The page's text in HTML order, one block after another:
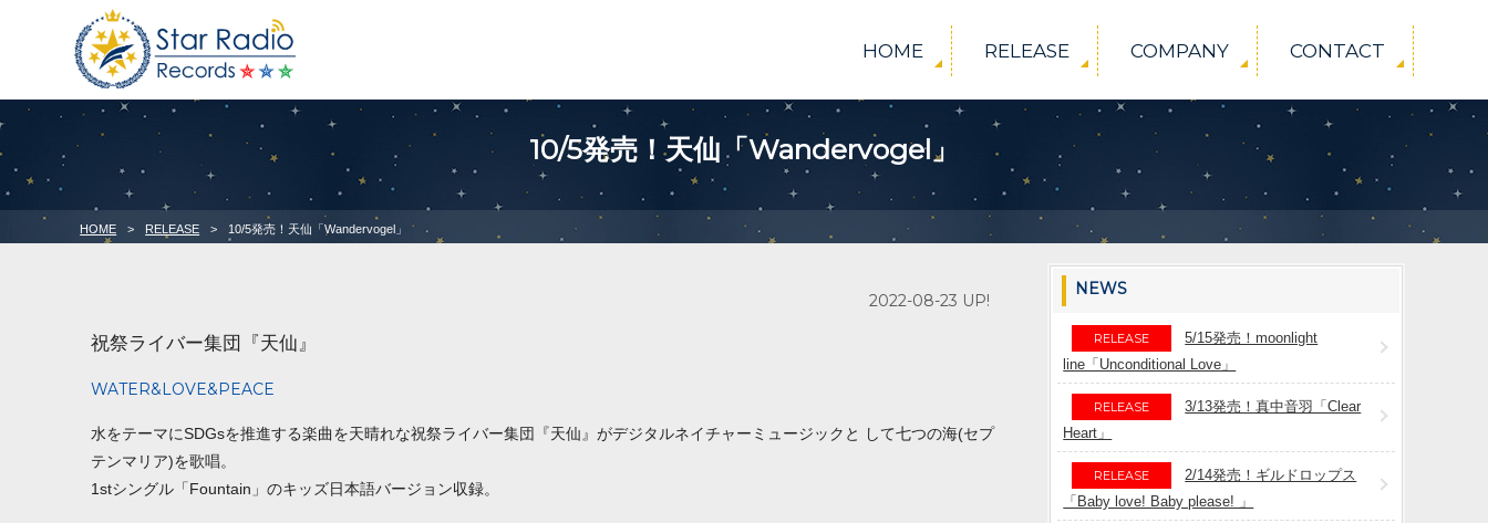
HOME RELEASE COMPANY CONTACT
HOME > RELEASE > 10/5発売！天仙「Wandervogel」
10/5発売！天仙「Wandervogel」
2022-08-23 UP!
祝祭ライバー集団『天仙』
WATER&LOVE&PEACE
水をテーマにSDGsを推進する楽曲を天晴れな祝祭ライバー集団『天仙』がデジタルネイチャーミュージックと して七つの海(セプ
テンマリア)を歌唱。
1stシングル「Fountain」のキッズ日本語バージョン収録。
NEWS
RELEASE
5/15発売！moonlight
line「Unconditional Love」
RELEASE
3/13発売！真中音羽「Clear
Heart」
RELEASE
2/14発売！ギルドロップス
「Baby love! Baby please! 」